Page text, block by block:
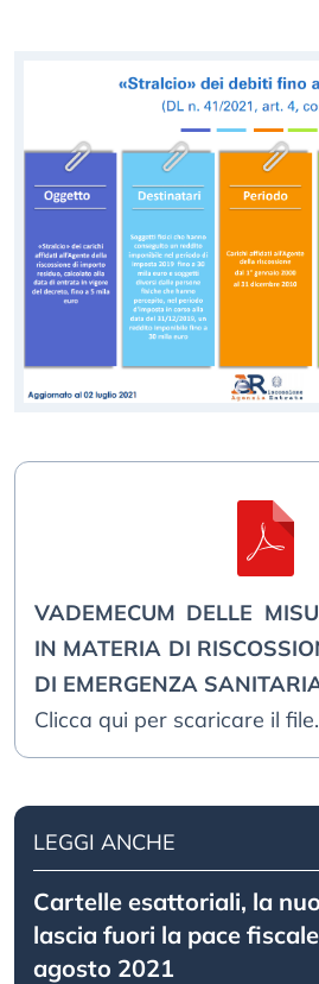
VADEMECUM DELLE
IN MATERIA DI
DI EMERGENZA
Clicca qui per scaricare il file.
LEGGI ANCHE
Cartelle esattoriali, la
lascia fuori la pace
agosto 2021